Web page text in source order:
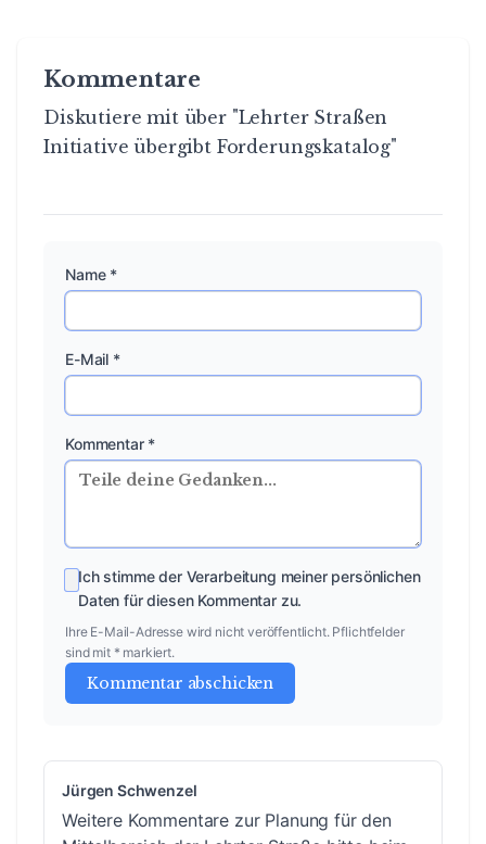
Kommentare
Diskutiere mit über "Lehrter Straßen
Initiative übergibt Forderungskatalog"
Name *
E-Mail *
Kommentar *
Ich stimme der Verarbeitung meiner persönlichen
Daten für diesen Kommentar zu.
Ihre E-Mail-Adresse wird nicht veröffentlicht. Pflichtfelder
sind mit * markiert.
Kommentar abschicken
Jürgen Schwenzel
Weitere Kommentare zur Planung für den